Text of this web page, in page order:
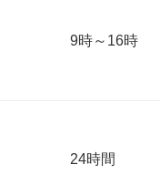
9時～16時
24時間